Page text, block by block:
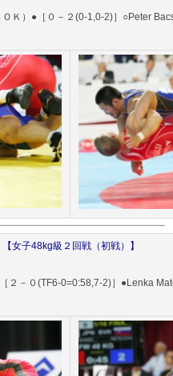
Ｋ）●［０－２(0-1,0-2)］○Peter
【女子48kg級２回戦（初戦）】
２－０(TF6-0=0:58,7-2)］●Lenka